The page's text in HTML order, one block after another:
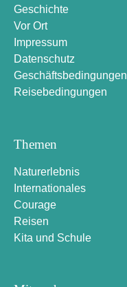
Geschichte
Vor Ort
Impressum
Datenschutz
Geschäftsbedingungen
Reisebedingungen
Themen
Naturerlebnis
Internationales
Courage
Reisen
Kita und Schule